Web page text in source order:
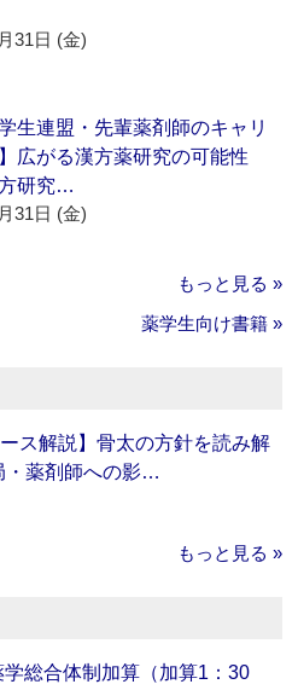
31日 (金)
学生連盟・先輩薬剤師のキャリ
広がる漢方薬研究の可能性
研究…
31日 (金)
もっと見る »
薬学生向け書籍 »
ス解説】骨太の方針を読み解
・薬剤師への影…
もっと見る »
学総合体制加算（加算1：30